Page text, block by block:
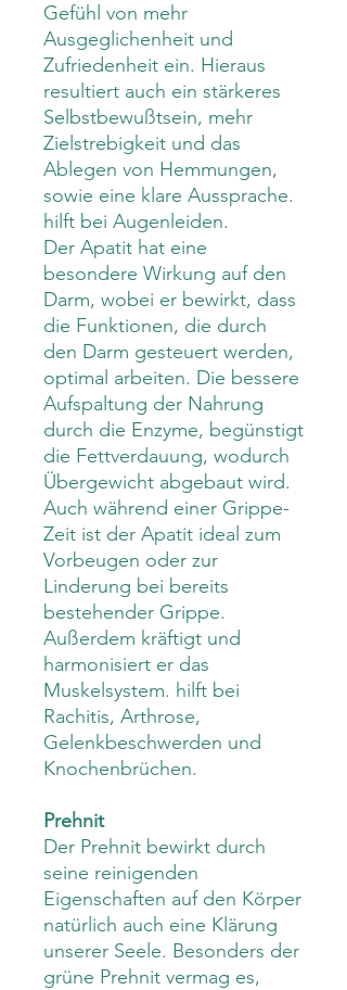
Gefühl von mehr
Ausgeglichenheit und
Zufriedenheit ein. Hieraus
resultiert auch ein stärkeres
Selbstbewußtsein, mehr
Zielstrebigkeit und das
Ablegen von Hemmungen,
sowie eine klare Aussprache.
hilft bei Augenleiden.
Der Apatit hat eine
besondere Wirkung auf den
Darm, wobei er bewirkt, dass
die Funktionen, die durch
den Darm gesteuert werden,
optimal arbeiten. Die bessere
Aufspaltung der Nahrung
durch die Enzyme, begünstigt
die Fettverdauung, wodurch
Übergewicht abgebaut wird.
Auch während einer Grippe-
Zeit ist der Apatit ideal zum
Vorbeugen oder zur
Linderung bei bereits
bestehender Grippe.
Außerdem kräftigt und
harmonisiert er das
Muskelsystem. hilft bei
Rachitis, Arthrose,
Gelenkbeschwerden und
Knochenbrüchen.
Prehnit
Der Prehnit bewirkt durch
seine reinigenden
Eigenschaften auf den Körper
natürlich auch eine Klärung
unserer Seele. Besonders der
grüne Prehnit vermag es,